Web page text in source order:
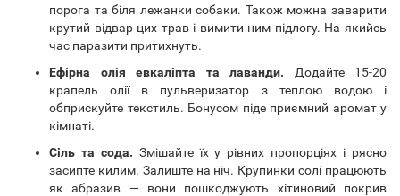
порога та біля лежанки собаки. Також можна заварити
крутий відвар цих трав і вимити ним підлогу. На якийсь
час паразити притихнуть.
Ефірна олія евкаліпта та лаванди. Додайте 15-20
крапель олії в пульверизатор з теплою водою і
обприскуйте текстиль. Бонусом піде приємний аромат у
кімнаті.
Сіль та сода. Змішайте їх у рівних пропорціях і рясно
засипте килим. Залиште на ніч. Крупинки солі працюють
як абразив — вони пошкоджують хітиновий покрив